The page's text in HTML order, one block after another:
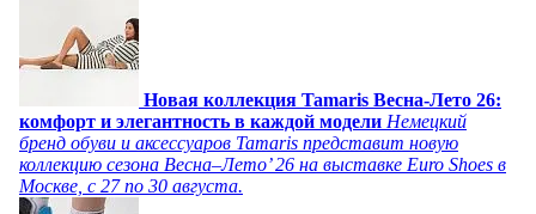
Новая коллекция Tamaris Весна-Лето 26:
комфорт и элегантность в каждой модели Немецкий
бренд обуви и аксессуаров Tamaris представит новую
коллекцию сезона Весна–Лето’ 26 на выставке Euro Shoes в
Москве, с 27 по 30 августа.